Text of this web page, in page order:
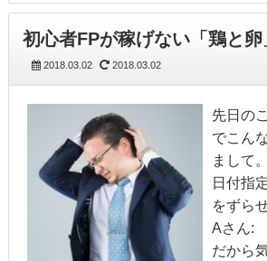
初心者FPが稼げない「鶏と卵
2018.03.02 2018.03.02
先日の
でこん
まし
日付指
をずら
Aさん:
だから